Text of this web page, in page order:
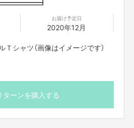
お届け予定日
2020年12月
シャツ（画像はイメージです）
ターンを購入する